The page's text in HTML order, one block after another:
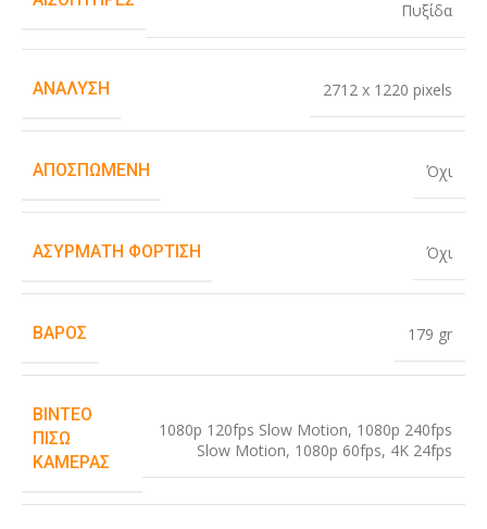
Πυξίδα
ΑΝΆΛΥΣΗ 2712 x 1220 pixels
ΑΠΟΣΠΏΜΕΝΗ Όχι
ΑΣΎΡΜΑΤΗ ΦΌΡΤΙΣΗ Όχι
ΒΆΡΟΣ 179 gr
ΒΊΝΤΕΟ
ΠΊΣΩ
ΚΆΜΕΡΑΣ
1080p 120fps Slow Motion, 1080p 240fps
Slow Motion, 1080p 60fps, 4K 24fps